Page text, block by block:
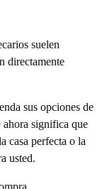
suelen
directamente
sus opciones de
ahora significa que
casa perfecta o la
usted.